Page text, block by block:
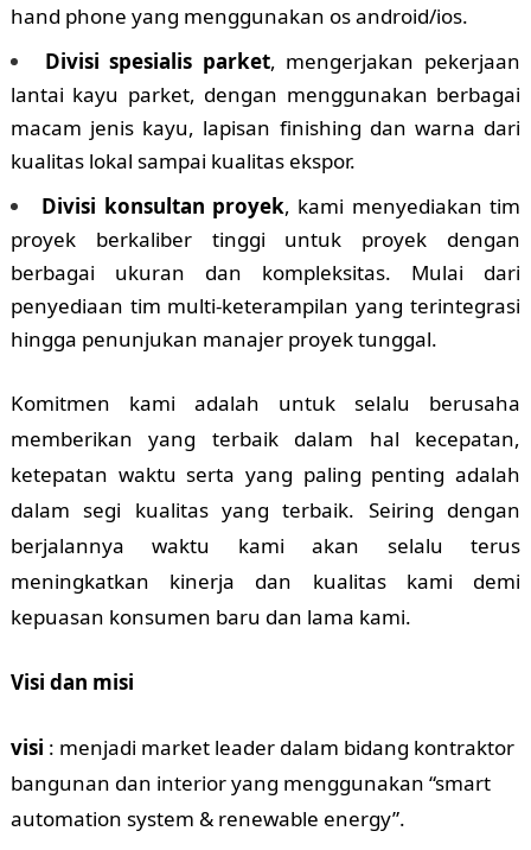
hand phone yang menggunakan os android/ios.
Divisi spesialis parket, mengerjakan pekerjaan
lantai kayu parket, dengan menggunakan berbagai
macam jenis kayu, lapisan finishing dan warna dari
kualitas lokal sampai kualitas ekspor.
Divisi konsultan proyek, kami menyediakan tim
proyek berkaliber tinggi untuk proyek dengan
berbagai ukuran dan kompleksitas. Mulai dari
penyediaan tim multi-keterampilan yang terintegrasi
hingga penunjukan manajer proyek tunggal.
Komitmen kami adalah untuk selalu berusaha
memberikan yang terbaik dalam hal kecepatan,
ketepatan waktu serta yang paling penting adalah
dalam segi kualitas yang terbaik. Seiring dengan
berjalannya waktu kami akan selalu terus
meningkatkan kinerja dan kualitas kami demi
kepuasan konsumen baru dan lama kami.
Visi dan misi
visi : menjadi market leader dalam bidang kontraktor
bangunan dan interior yang menggunakan “smart
automation system & renewable energy”.